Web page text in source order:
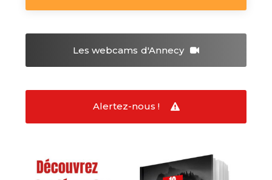
Les webcams d'Annecy
Alertez-nous !